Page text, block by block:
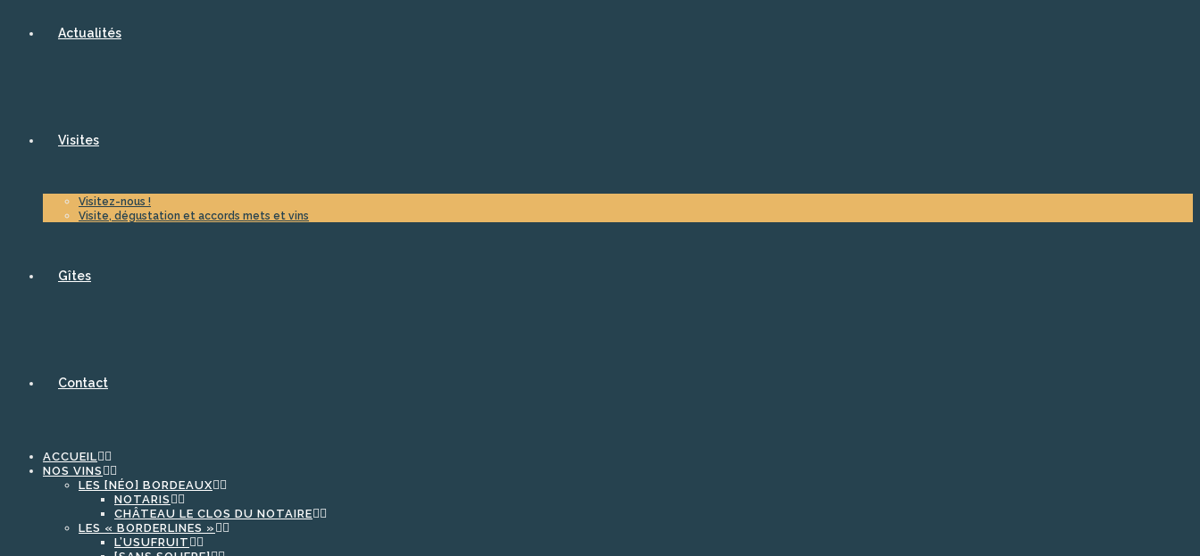
Actualités
Visites
Visitez-nous !
Visite, dégustation et accords mets et vins
Gîtes
Contact
ACCUEIL
NOS VINS
LES [NÉO] BORDEAUX
NOTARIS
CHÂTEAU LE CLOS DU NOTAIRE
LES « BORDERLINES »
L’USUFRUIT